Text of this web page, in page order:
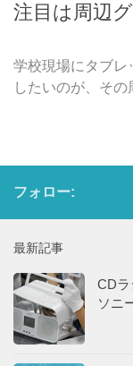
注目は周辺
学校現場にタブレ
したいのが、そ
フォロー:
最新記事
CDラ
ソニ